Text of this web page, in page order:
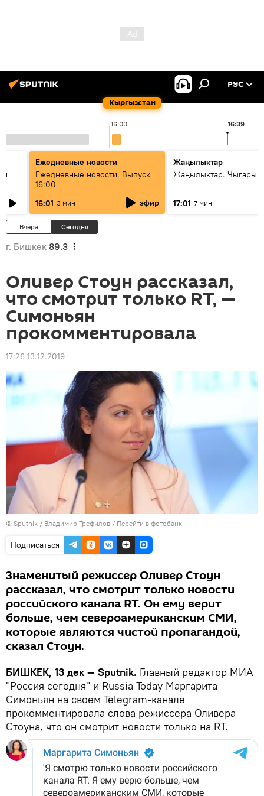
Кыргызстан
РУС
16:00 16:39
Ежедневные новости
Ежедневные новости. Выпуск
16:00
16:01 3 мин эфир
Жаңылыктар
Жаңылыктар.
17:01 7 мин
Вчера Сегодня
г. Бишкек 89.3
Оливер Стоун рассказал,
что смотрит только RT, —
Симоньян
прокомментировала
17:26 13.12.2019
© Sputnik / Владимир Трефилов / Перейти в фотобанк
Подписаться
Знаменитый режиссер Оливер Стоун
рассказал, что смотрит только новости
российского канала RT. Он ему верит
больше, чем североамериканским СМИ,
которые являются чистой пропагандой,
сказал Стоун.
БИШКЕК, 13 дек — Sputnik. Главный редактор МИА
"Россия сегодня" и Russia Today Маргарита
Симоньян на своем Telegram-канале
прокомментировала слова режиссера Оливера
Стоуна, что он смотрит новости только на RT.